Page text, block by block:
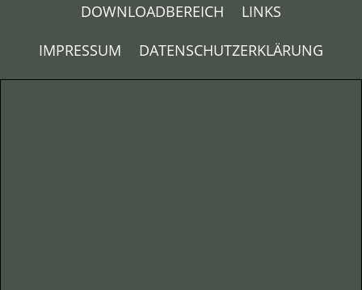
DOWNLOADBEREICH
LINKS
IMPRESSUM
DATENSCHUTZERKLÄRUNG